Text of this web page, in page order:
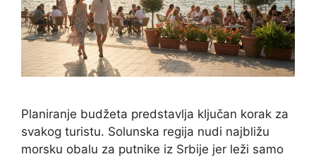
Planiranje budžeta predstavlja ključan korak za
svakog turistu. Solunska regija nudi najbližu
morsku obalu za putnike iz Srbije jer leži samo